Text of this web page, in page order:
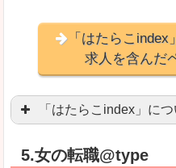
「はたらこ
求人を含んだ
「はたらこindex」に
5.女の転職@type